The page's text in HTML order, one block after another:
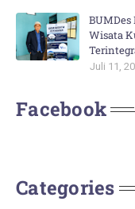
Wisata
Juli 11,
Facebook
Categories